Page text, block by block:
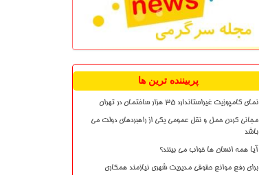
پربیننده ترین ها
نمای کامپوزیت غیراستاندارد ۳۵ هزار ساختمان در تهران
مجانی کردن حمل و نقل عمومی یکی از راهبردهای دولت می
باشد
آیا همه انسان ها خواب می بینند؟
برای رفع موانع حقوقی مدیریت شهری نیازمند همکاری